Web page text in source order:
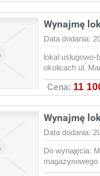
Wynajmę
Data dodania:
lokal
okolicach ul.
Cena: 11
Wynajmę
Data dodania:
Do wynajęcia: